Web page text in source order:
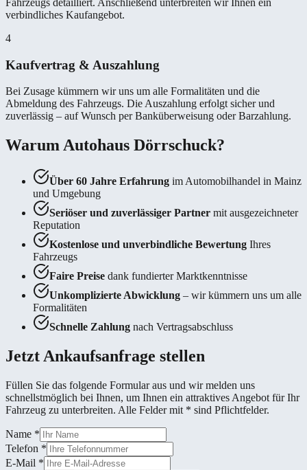
verbindliches Kaufangebot.
4
Kaufvertrag & Auszahlung
Bei Zusage kümmern wir uns um alle Formalitäten und die
Abmeldung des Fahrzeugs. Die Auszahlung erfolgt sicher und
zuverlässig – auf Wunsch per Banküberweisung oder Barzahlung.
Warum Autohaus Dörrschuck?
Über 60 Jahre Erfahrung im Automobilhandel in Mainz
und Umgebung
Seriöser und zuverlässiger Partner mit ausgezeichneter
Reputation
Kostenlose und unverbindliche Bewertung Ihres
Fahrzeugs
Faire Preise dank fundierter Marktkenntnisse
Unkomplizierte Abwicklung – wir kümmern uns um alle
Formalitäten
Schnelle Zahlung nach Vertragsabschluss
Jetzt Ankaufsanfrage stellen
Füllen Sie das folgende Formular aus und wir melden uns
schnellstmöglich bei Ihnen, um Ihnen ein attraktives Angebot für Ihr
Fahrzeug zu unterbreiten. Alle Felder mit * sind Pflichtfelder.
Name *
Telefon *
E-Mail *